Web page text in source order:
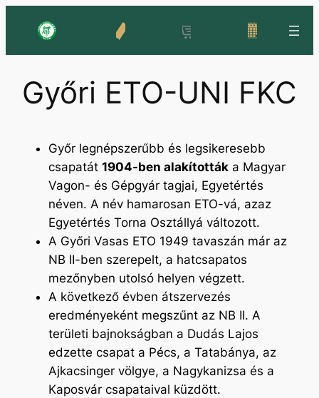
tartalomhoz
Győri ETO-UNI FKC
Győr legnépszerűbb és legsikeresebb
csapatát 1904-ben alakították a Magyar
Vagon- és Gépgyár tagjai, Egyetértés
néven. A név hamarosan ETO-vá, azaz
Egyetértés Torna Osztállyá változott.
A Győri Vasas ETO 1949 tavaszán már az
NB II-ben szerepelt, a hatcsapatos
mezőnyben utolsó helyen végzett.
A következő évben átszervezés
eredményeként megszűnt az NB II. A
területi bajnokságban a Dudás Lajos
edzette csapat a Pécs, a Tatabánya, az
Ajkacsinger völgye, a Nagykanizsa és a
Kaposvár csapataival küzdött.